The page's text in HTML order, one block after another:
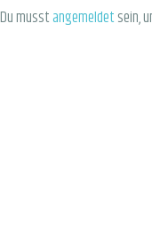
Du musstangemeldetsein,